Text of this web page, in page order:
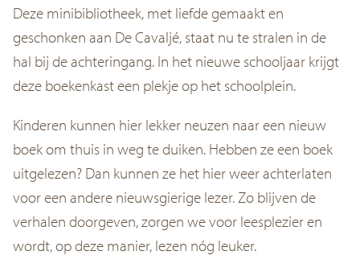
Deze minibibliotheek, met liefde gemaakt en
geschonken aan De Cavaljé, staat nu te stralen in de
hal bij de achteringang. In het nieuwe schooljaar krijgt
deze boekenkast een plekje op het schoolplein.
Kinderen kunnen hier lekker neuzen naar een nieuw
boek om thuis in weg te duiken. Hebben ze een boek
uitgelezen? Dan kunnen ze het hier weer achterlaten
voor een andere nieuwsgierige lezer. Zo blijven de
verhalen doorgeven, zorgen we voor leesplezier en
wordt, op deze manier, lezen nóg leuker.